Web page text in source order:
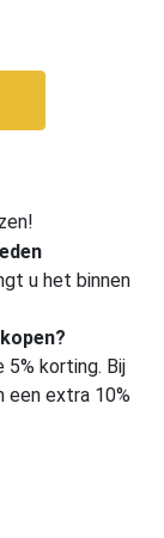
u het binnen
5% korting. Bij
een extra 10%